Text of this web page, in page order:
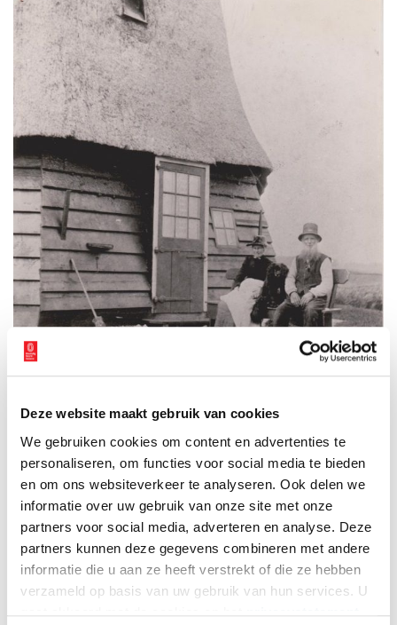
Deze website maakt gebruik van cookies
We gebruiken cookies om content en advertenties te
personaliseren, om functies voor social media te bieden
en om ons websiteverkeer te analyseren. Ook delen we
informatie over uw gebruik van onze site met onze
partners voor social media, adverteren en analyse. Deze
partners kunnen deze gegevens combineren met andere
informatie die u aan ze heeft verstrekt of die ze hebben
verzameld op basis van uw gebruik van hun services. U
Foto’s van de familie Bloothooft zijn er niet. Van wat later datum (ca. 1890) is deze
foto van molenaar Pieter Plevier en zijn vrouw Dieuwertje Hopman zittend voor
de middelmolen P aan de Noorderring. Foto via
Museummolen, Schermerhorn.
Einde aan 200 jaar molenaars Bloothooft
Jan Bloothooft en zijn vrouw blijven kinderloos en dat brengt de
komen er klachten. Er moet een knecht bij komen. De boeren uit